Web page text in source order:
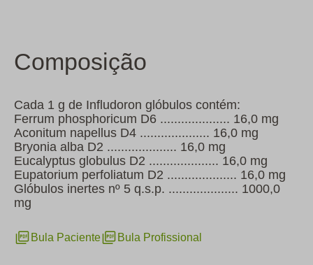
Composição
Cada 1 g de Infludoron glóbulos contém:
Ferrum phosphoricum D6 .................... 16,0 mg
Aconitum napellus D4 .................... 16,0 mg
Bryonia alba D2 .................... 16,0 mg
Eucalyptus globulus D2 .................... 16,0 mg
Eupatorium perfoliatum D2 .................... 16,0 mg
Glóbulos inertes nº 5 q.s.p. .................... 1000,0
mg
Bula Paciente Bula Profissional